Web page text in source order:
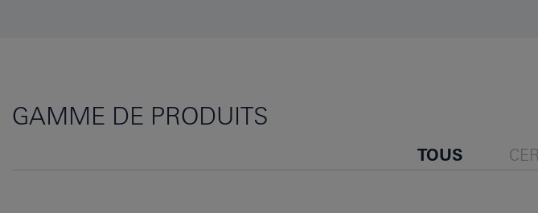
GAMME DE PRODUITS
TOUS